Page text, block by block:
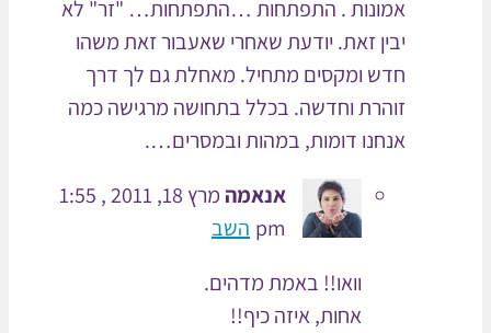
אמונות . התפתחות …התפתחות… "זר" לא
יבין זאת. יודעת שאחרי שאעבור זאת משהו
חדש ומקסים מתחיל. מאחלת גם לך דרך
זוהרת וחדשה. בכלל בתחושה מרגישה כמה
אנחנו דומות, במהות ובמסרים….
אנאמה
מרץ 18, 2011 , 1:55
pmהשב
וואו!! באמת מדהים.
אחות, איזה כיף!!